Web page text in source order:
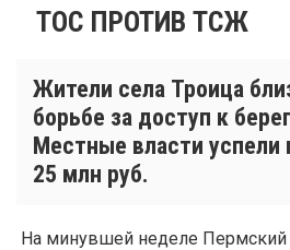
ТОС ПРОТИВ ТСЖ
Жители села Троица
борьбе за доступ к
Местные власти успели
25 млн руб.
На минувшей неделе Пермский